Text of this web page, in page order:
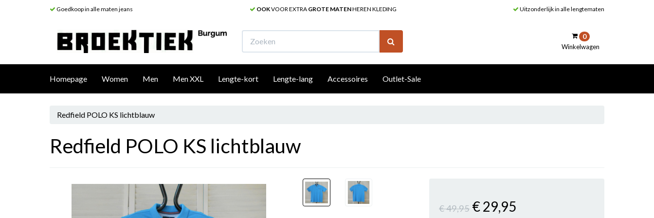
Goedkoop in alle maten jeans OOKVOOR EXTRA GROTE MATENHEREN KLEDING Uitzonderlijk in alle lengtematen
0
Winkelwagen
Homepage Women Men Men XXL Lengte-kort Lengte-lang Accessoires Outlet-Sale
Redfield POLO KS lichtblauw
Redfield POLO KS lichtblauw
€ 49,95 € 29,95